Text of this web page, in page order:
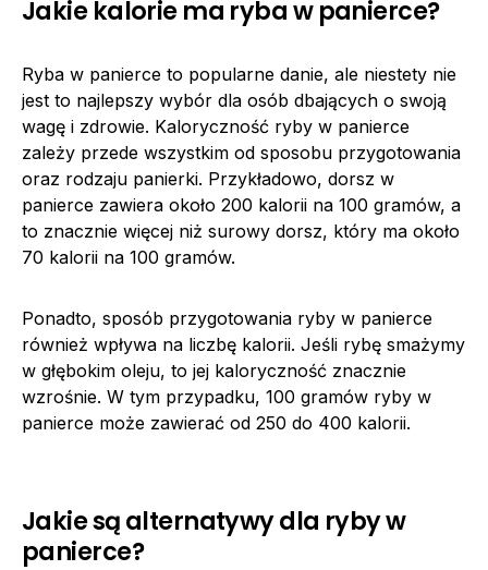
Jakie kalorie ma ryba w panierce?
Ryba w panierce to popularne danie, ale niestety nie
jest to najlepszy wybór dla osób dbających o swoją
wagę i zdrowie. Kaloryczność ryby w panierce
zależy przede wszystkim od sposobu przygotowania
oraz rodzaju panierki. Przykładowo, dorsz w
panierce zawiera około 200 kalorii na 100 gramów, a
to znacznie więcej niż surowy dorsz, który ma około
70 kalorii na 100 gramów.
Ponadto, sposób przygotowania ryby w panierce
również wpływa na liczbę kalorii. Jeśli rybę smażymy
w głębokim oleju, to jej kaloryczność znacznie
wzrośnie. W tym przypadku, 100 gramów ryby w
panierce może zawierać od 250 do 400 kalorii.
Jakie są alternatywy dla ryby w
panierce?